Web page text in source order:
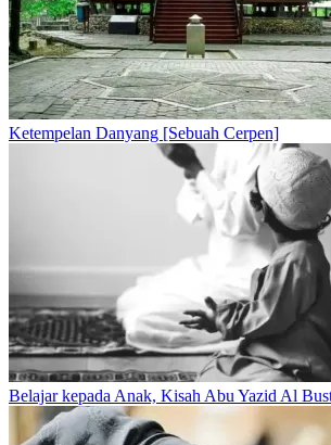
Ketempelan Danyang [Sebuah Cerpen]
Belajar kepada Anak, Kisah Abu Yazid Al